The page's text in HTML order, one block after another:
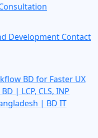
Development Contact
BD for Faster UX
| LCP, CLS, INP
| BD IT